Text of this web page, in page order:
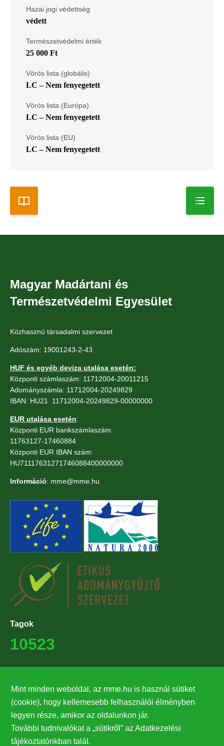
Hazai jogi védettség
védett
Természetvédelmi érték
25 000 Ft
Vörös lista (globális)
LC – Nem fenyegetett
Vörös lista (Európa)
LC – Nem fenyegetett
Vörös lista (EU)
LC – Nem fenyegetett
Magyar Madártani és
Természetvédelmi Egyesület
Közhasznú társadalmi szervezet
Adószám: 19001243-2-43
HUF és egyéb deviza utalása esetén:
Központi számlaszám: 11712004-20011215
Adományszámla: 11712004-20249829
IBAN: HU21 11712004-20249829-00000000
EUR utalása esetén:
Központi EUR bankszámlaszám:
11763127-17460884
Központi EUR IBAN szám:
HU71117631271746088400000000
Információ: mme@mme.hu
Tagok
10523
27224
Hírlevél feliratkozás
Értesüljön elsőként legfrissebb híreinkről, eseményeinkről!
Mint minden weboldal, az mme.hu is használ sütiket
(cookie), hogy kellemesebb felhasználói élményben
legyen része, amikor az oldalunkon jár.
További tudnivalókat a „sütikről” az Adatkezelési
tájékoztatónkban talál.